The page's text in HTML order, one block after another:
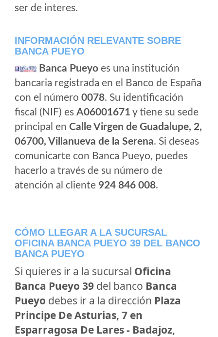
ser de interes.
INFORMACIÓN RELEVANTE SOBRE
BANCA PUEYO
Banca Pueyo es una institución
bancaria registrada en el Banco de España
con el número 0078. Su identificación
fiscal (NIF) es A06001671 y tiene su sede
principal en Calle Virgen de Guadalupe, 2,
06700, Villanueva de la Serena. Si deseas
comunicarte con Banca Pueyo, puedes
hacerlo a través de su número de
atención al cliente 924 846 008.
CÓMO LLEGAR A LA SUCURSAL
OFICINA BANCA PUEYO 39 DEL BANCO
BANCA PUEYO
Si quieres ir a la sucursal Oficina
Banca Pueyo 39 del banco Banca
Pueyo debes ir a la dirección Plaza
Principe De Asturias, 7 en
Esparragosa De Lares - Badajoz,